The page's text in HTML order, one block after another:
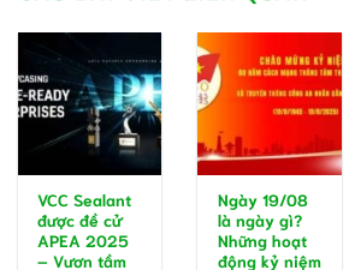
VCC Sealant
được đề cử
APEA 2025
– Vươn tầm
Ngày 19/08
là ngày gì?
Những hoạt
động kỷ niệm